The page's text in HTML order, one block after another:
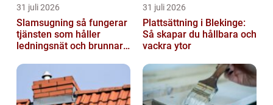
31 juli 2026
Slamsugning så fungerar
tjänsten som håller
ledningsnät och brunnar i
31 juli 2026
Plattsättning i Blekinge:
Så skapar du hållbara och
vackra ytor